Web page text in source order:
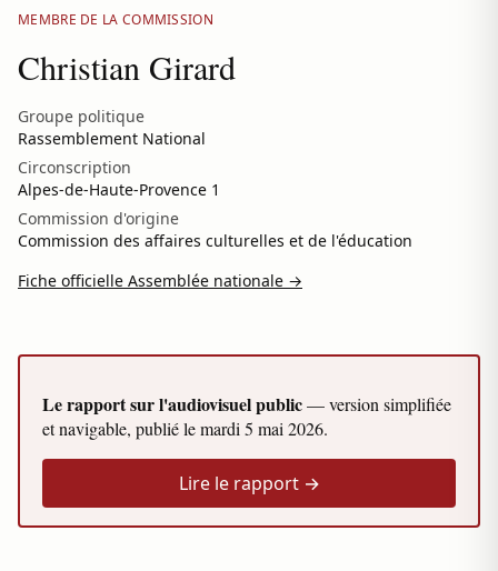
MEMBRE DE LA COMMISSION
Christian Girard
Groupe politique
Rassemblement National
Circonscription
Alpes-de-Haute-Provence 1
Commission d'origine
Commission des affaires culturelles et de l'éducation
Fiche officielle Assemblée nationale →
Le rapport sur l'audiovisuel public— version simplifiée
et navigable, publié lemardi 5 mai 2026.
Lire le rapport →